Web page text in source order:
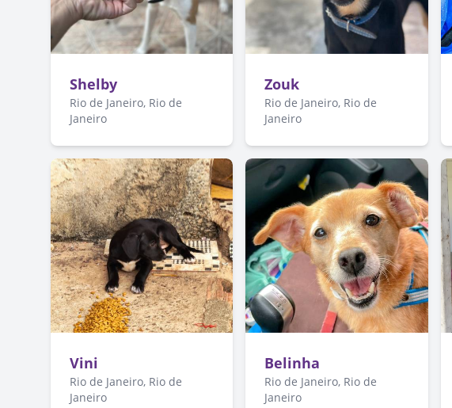
Shelby
Rio de Janeiro, Rio de
Janeiro
Zouk
Rio de Janeiro, Rio de
Janeiro
Vini
Rio de Janeiro, Rio de
Janeiro
Belinha
Rio de Janeiro, Rio de
Janeiro